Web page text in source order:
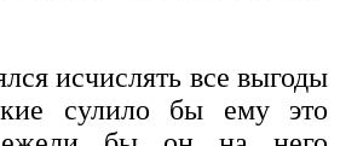
исчислять все выгоды
сулило бы ему это